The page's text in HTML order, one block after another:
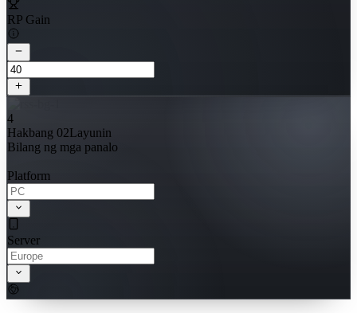
RP Gain
4
Hakbang 02Layunin
Bilang ng mga panalo
Platform
Server